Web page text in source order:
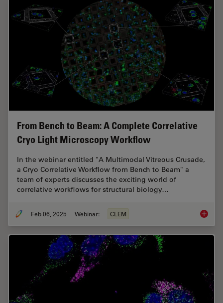
From Bench to Beam: A Complete Correlative
Cryo Light Microscopy Workflow
In the webinar entitled "A Multimodal Vitreous Crusade,
a Cryo Correlative Workflow from Bench to Beam" a
team of experts discusses the exciting world of
correlative workflows for structural biology…
Feb 06, 2025 Webinar: CLEM From